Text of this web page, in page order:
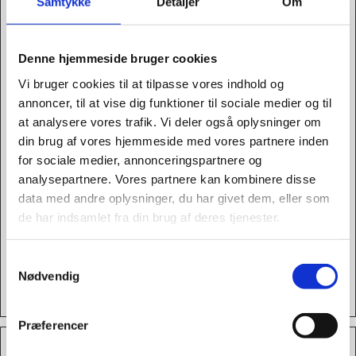
Denne hjemmeside bruger cookies
Vi bruger cookies til at tilpasse vores indhold og
annoncer, til at vise dig funktioner til sociale medier og til
at analysere vores trafik. Vi deler også oplysninger om
din brug af vores hjemmeside med vores partnere inden
for sociale medier, annonceringspartnere og
analysepartnere. Vores partnere kan kombinere disse
data med andre oplysninger, du har givet dem, eller som
de har indsamlet fra din brug af deres tjenester.
Nødvendig
Præferencer
eller ændre i
indhold i realtid.
test_cookie Google Afventer
wpEmojiSe
ttingsSupp
orts
onspace.dk
Denne cookie indgår
i en vifte af cookies
hvis formål er, at
bevare den korrekte
visning af typografi,
blog/billede-slidere,
farvetemaer og
Session